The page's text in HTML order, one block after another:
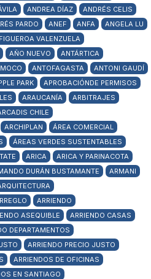
ANDREA DÍAZ
ANDRÉS CELIS
PARDO ANEF ANFA
ANGELA LU
VALENZUELA
AÑO NUEVO
ANTÁRTICA
ANTOFAGASTA
ANTONI GAUDÍ
PARK
APROBACIÓNDE PERMISOS
ARAUCANÍA
ARBITRAJES
CHILE
ARCHIPLAN
ÁREA COMERCIAL
ÁREAS VERDES SUSTENTABLES
ARICA
ARICA Y PARINACOTA
DURÁN BUSTAMANTE
ARMANI
ARRIENDO
ASEQUIBLE
ARRIENDO CASAS
DEPARTAMENTOS
ARRIENDO PRECIO JUSTO
ARRIENDOS DE OFICINAS
EN SANTIAGO